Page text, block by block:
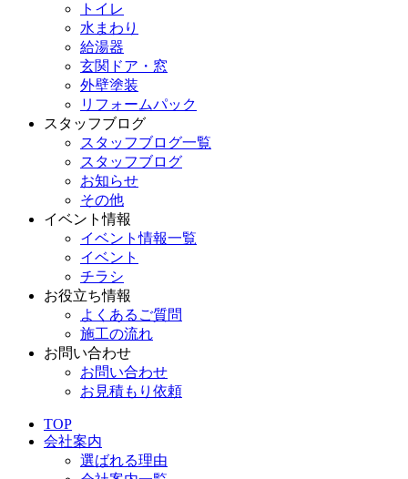
トイレ
水まわり
給湯器
玄関ドア・窓
外壁塗装
リフォームパック
スタッフブログ
スタッフブログ一覧
スタッフブログ
お知らせ
その他
イベント情報
イベント情報一覧
イベント
チラシ
お役立ち情報
よくあるご質問
施工の流れ
お問い合わせ
お問い合わせ
お見積もり依頼
TOP
会社案内
選ばれる理由